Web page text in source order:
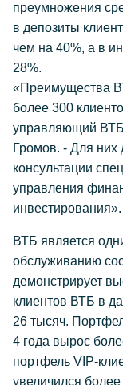
преумножения
в депозиты
чем на 40%, а в
28%.
«Преимущества
более 300
управляющий ВТБ
Громов. - Для
консультации
управления
инвестирования».
ВТБ является
обслуживанию
демонстрирует
клиентов ВТБ в
26 тысяч.
4 года вырос
портфель VIP-
увеличился